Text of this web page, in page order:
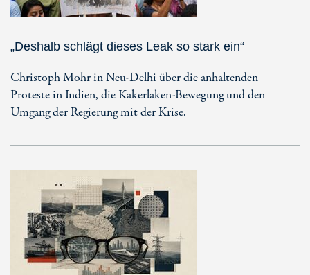
„Deshalb schlägt dieses Leak so stark ein“
Christoph Mohr in Neu-Delhi über die anhaltenden
Proteste in Indien, die Kakerlaken-Bewegung und den
Umgang der Regierung mit der Krise.